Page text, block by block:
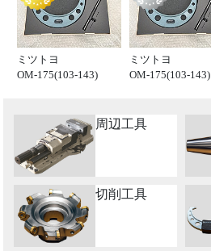
ミツトヨ
OM-175(103-143)
ミツトヨ
OM-175(103-143)
周辺工具
切削工具